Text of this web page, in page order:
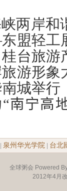
两岸和
东盟轻工
台旅游
游形象
城举行
“南宁高
泉州华光学院 台北
全球粥会 Powered
2012年4月